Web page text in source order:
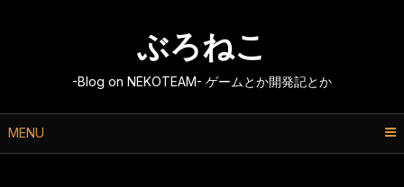
ぶろねこ
-Blog on NEKOTEAM- ゲームとか開発記とか
MENU